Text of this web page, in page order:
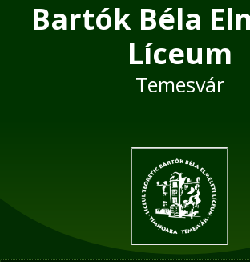
Bartók Béla
Líceum
Temesvár
Post
navigation